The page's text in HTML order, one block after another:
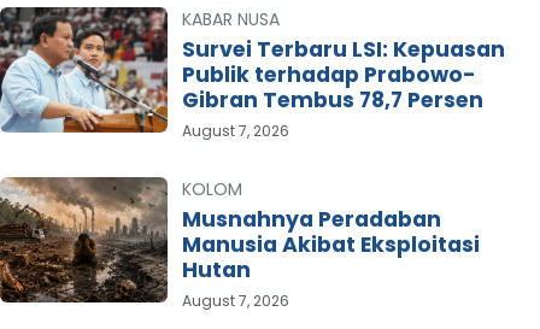
KABAR NUSA
Survei Terbaru LSI: Kepuasan
Publik terhadap Prabowo-
Gibran Tembus 78,7 Persen
August 7, 2026
KOLOM
Musnahnya Peradaban
Manusia Akibat Eksploitasi
Hutan
August 7, 2026